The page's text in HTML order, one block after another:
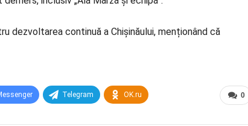
dezvoltarea continuă a Chișinăului, menționând că
0
Telegram OK.ru